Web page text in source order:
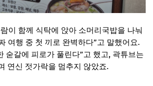
이 함께 식탁에 앉아 소머리국밥을 나눠
여행 중 첫 끼로 완벽하다”고 말했어요.
숟갈에 피로가 풀린다”고 했고, 곽튜브는
연신 젓가락을 멈추지 않았죠.